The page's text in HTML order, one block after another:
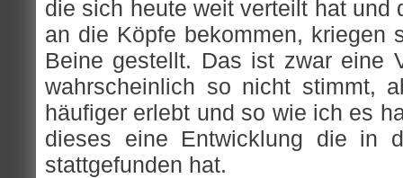
die sich heute weit verteilt hat und
an die Köpfe bekommen, kriegen
Beine gestellt. Das ist zwar eine
wahrscheinlich so nicht stimmt,
häufiger erlebt und so wie ich es
dieses eine Entwicklung die in
stattgefunden hat.